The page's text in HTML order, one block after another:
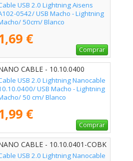
USB 2.0 Lightning Aisens
0542/ USB Macho - Lightning
50cm/ Blanco
€
Comprar
CABLE - 10.10.0400
USB 2.0 Lightning Nanocable
USB Macho - Lightning
50 cm/ Blanco
€
Comprar
CABLE - 10.10.0401-COBK
USB 2.0 Lightning Nanocable